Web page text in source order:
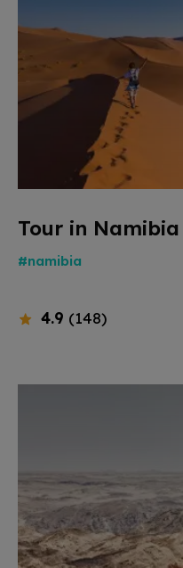
Tour in
#namibia
4.9 (148)